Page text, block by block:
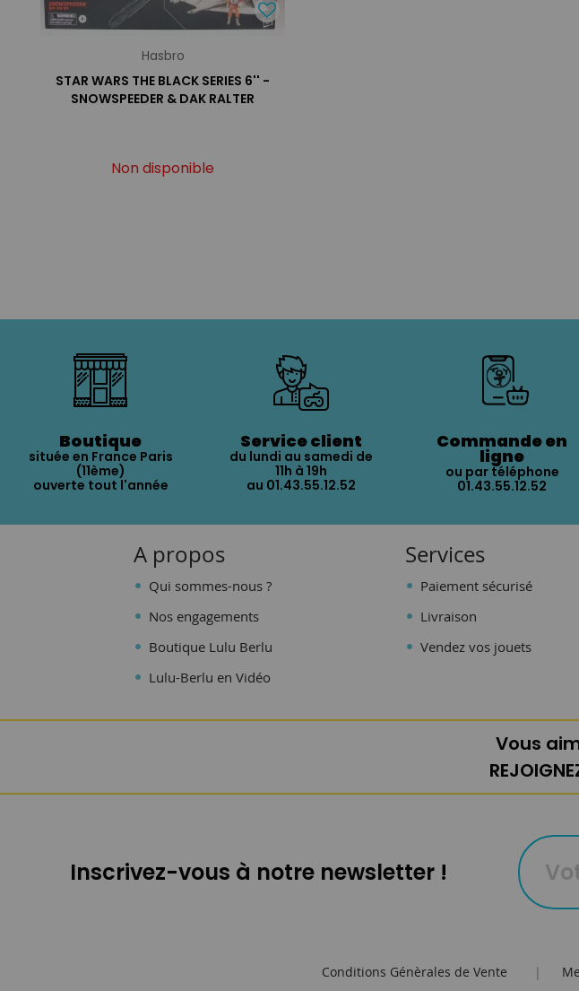
Hasbro
STAR WARS THE BLACK SERIES 6'' -
SNOWSPEEDER & DAK RALTER
Non disponible
Boutique
située en France Paris
(11ème)
ouverte tout l'année
Service client
du lundi au samedi de
11h à 19h
au 01.43.55.12.52
Commande en
ligne
ou par téléphone
01.43.55.12.52
A propos
Qui sommes-nous ?
Nos engagements
Boutique Lulu Berlu
Lulu-Berlu en Vidéo
Services
Paiement sécurisé
Livraison
Vendez vos jouets
Vous
Inscrivez-vous à notre newsletter !
Conditions Génèrales de Vente |